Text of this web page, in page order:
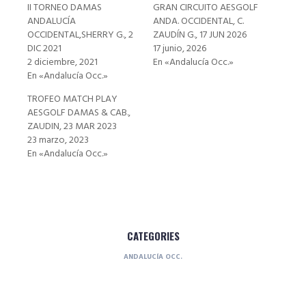
II TORNEO DAMAS
ANDALUCÍA
OCCIDENTAL,SHERRY G., 2
DIC 2021
2 diciembre, 2021
En «Andalucía Occ.»
GRAN CIRCUITO AESGOLF
ANDA. OCCIDENTAL, C.
ZAUDÍN G., 17 JUN 2026
17 junio, 2026
En «Andalucía Occ.»
TROFEO MATCH PLAY
AESGOLF DAMAS & CAB.,
ZAUDIN, 23 MAR 2023
23 marzo, 2023
En «Andalucía Occ.»
CATEGORIES
ANDALUCÍA OCC.